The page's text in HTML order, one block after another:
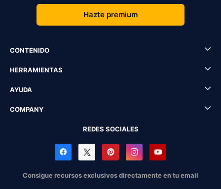
Hazte premium
CONTENIDO
HERRAMIENTAS
AYUDA
COMPANY
REDES SOCIALES
Consigue recursos exclusivos directamente en tu email